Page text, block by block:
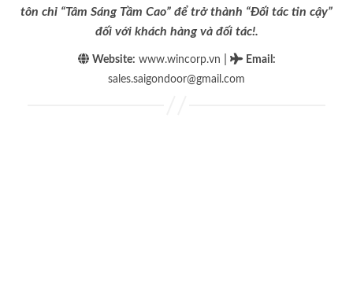
tôn chỉ “Tâm Sáng Tầm Cao” để trở thành “Đối tác tin cậy”
đối với khách hàng và đối tác!.
Website: www.wincorp.vn Email :
sales.saigondoor@gmail.com